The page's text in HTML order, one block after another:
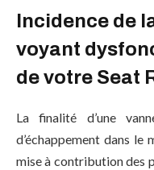
Incidence de
voyant
de votre Seat
La finalité d’une
d’échappement dans
mise à contribution des